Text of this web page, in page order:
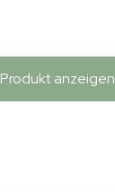
Produkt anzeigen